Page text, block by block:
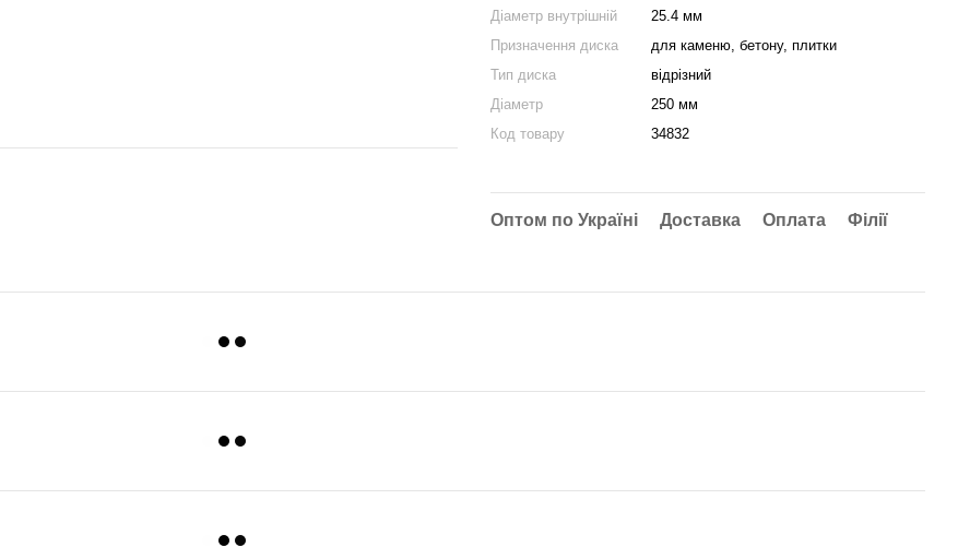
Діаметр внутрішній
25.4 мм
Призначення диска
для каменю, бетону, плитки
Тип диска
відрізний
Діаметр
250 мм
Код товару
34832
Оптом по Україні Доставка Оплата Філії